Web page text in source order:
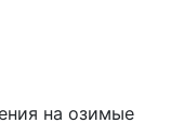
на озимые